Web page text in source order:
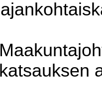
katsauksen